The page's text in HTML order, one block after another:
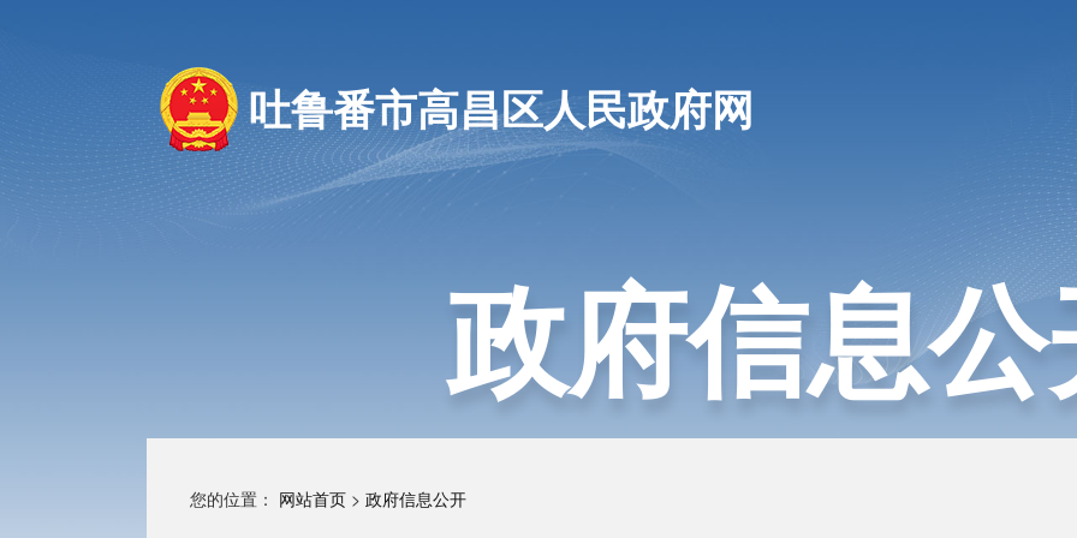
吐鲁番市高昌区人民政府网
政府信息
您的位置： 网站首页 > 政府信息公开